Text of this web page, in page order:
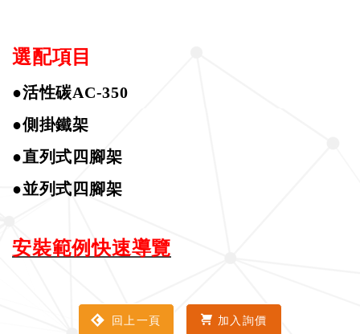
選配項目
●活性碳AC-350
●側掛鐵架
●直列式四腳架
●並列式四腳架
安裝範例快速導覽
回上一頁 加入詢價